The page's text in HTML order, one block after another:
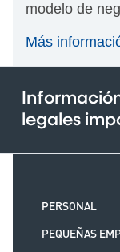
modelo de
Más
legales
PERSONAL
PEQUEÑAS